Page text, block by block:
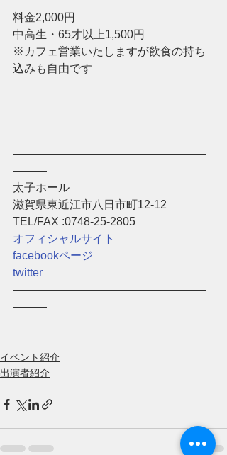
料金2,000円
中高生・65才以上1,500円
※カフェ営業いたしますが飲食の持ち
込みも自由です
―――――――――――――――――
―――
太子ホール
滋賀県東近江市八日市町12-12
TEL/FAX :0748-25-2805
オフィシャルサイト
facebookページ
twitter
―――――――――――――――――
―――
イベント紹介
出演者紹介